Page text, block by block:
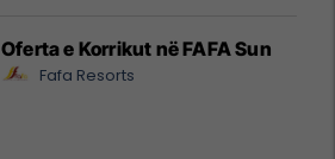
Oferta e Korrikut në FAFA Sun
Fafa Resorts